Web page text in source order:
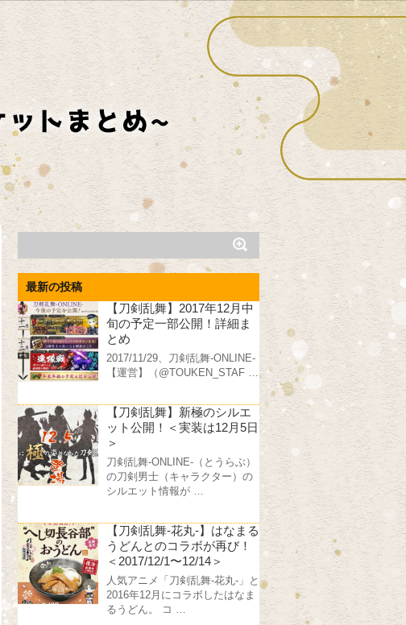
最新の投稿
【刀剣乱舞】2017年12月中
旬の予定一部公開！詳細ま
とめ
2017/11/29、刀剣乱舞-ONLINE-
【運営】（@TOUKEN_STAF …
【刀剣乱舞】新極のシルエ
ット公開！＜実装は12月5日
＞
刀剣乱舞-ONLINE-（とうらぶ）
の刀剣男士（キャラクター）の
シルエット情報が …
【刀剣乱舞-花丸-】はなまる
うどんとのコラボが再び！
＜2017/12/1〜12/14＞
人気アニメ「刀剣乱舞-花丸-」と
2016年12月にコラボしたはなま
るうどん。 コ …